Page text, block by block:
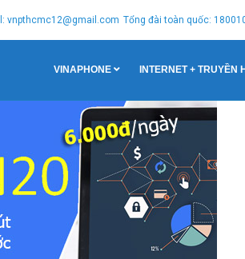
vnpthcmc12@gmail.com Tổng đài toàn quốc:
VINAPHONE INTERNET + TRUYỀN